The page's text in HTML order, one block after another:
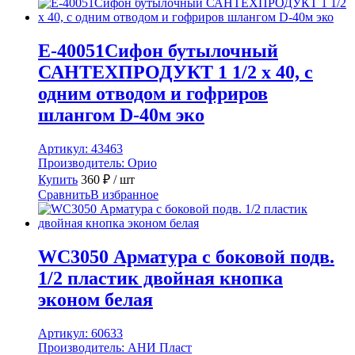
E-40051Сифон бутылочный
САНТЕХПРОДУКТ 1 1/2 х 40, с
одним отводом и гофриров
шлангом D-40м эко
Артикул: 43463
Производитель: Орио
Купить 360 ₽ / шт
СравнитьВ избранное
WC3050 Арматура с боковой подв.
1/2 пластик двойная кнопка
эконом белая
Артикул: 60633
Производитель: АНИ Пласт